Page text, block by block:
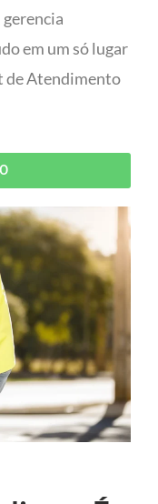
em um só lugar
de Atendimento